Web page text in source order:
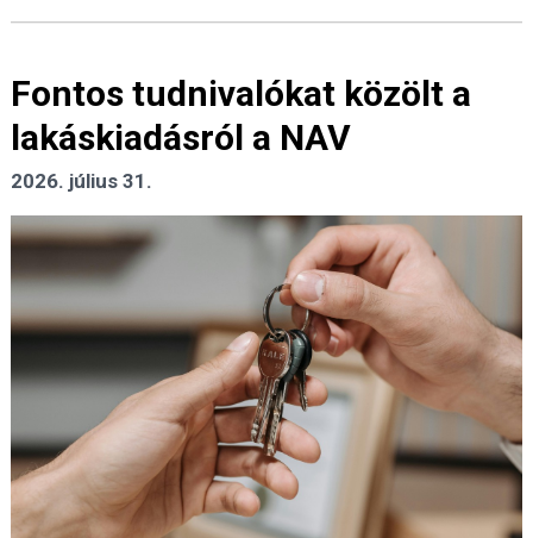
Fontos tudnivalókat közölt a
lakáskiadásról a NAV
2026. július 31.